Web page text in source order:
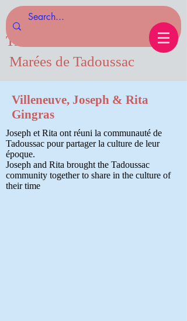
Tides of Tadoussac.com
Marées de Tadoussac
Villeneuve, Joseph & Rita
Gingras
Joseph et Rita ont réuni la communauté de
Tadoussac pour partager la culture de leur
époque.
Joseph and Rita brought the Tadoussac
community together to share in the culture of
their time